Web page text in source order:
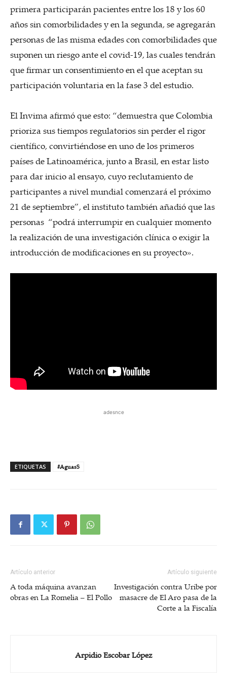
primera participarán pacientes entre los 18 y los 60
años sin comorbilidades y en la segunda, se agregarán
personas de las misma edades con comorbilidades que
suponen un riesgo ante el covid-19, las cuales tendrán
que firmar un consentimiento en el que aceptan su
participación voluntaria en la fase 3 del estudio.
El Invima afirmó que esto: “demuestra que Colombia
prioriza sus tiempos regulatorios sin perder el rigor
científico, convirtiéndose en uno de los primeros
países de Latinoamérica, junto a Brasil, en estar listo
para dar inicio al ensayo, cuyo reclutamiento de
participantes a nivel mundial comenzará el próximo
21 de septiembre”, el instituto también añadió que las
personas “podrá interrumpir en cualquier momento
la realización de una investigación clínica o exigir la
introducción de modificaciones en su proyecto».
adesnce
ETIQUETAS #AguasS
Artículo anterior
A toda máquina avanzan
obras en La Romelia – El Pollo
Artículo siguiente
Investigación contra Uribe por
masacre de El Aro pasa de la
Corte a la Fiscalía
Arpidio Escobar López